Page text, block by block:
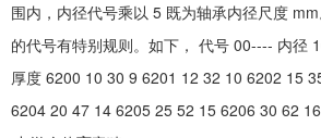
围内，内径代号乘以 5 既为轴承内径尺度
的代号有特别规则。如下， 代号 00---- 内径
厚度 6200 10 30 9 6201 12 32 10 6202 15
6204 20 47 14 6205 25 52 15 6206 30 62